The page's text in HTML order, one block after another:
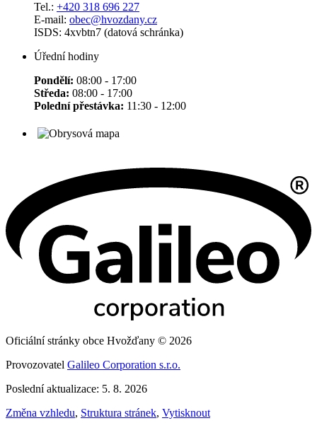
Tel.: +420 318 696 227
E-mail: obec@hvozdany.cz
ISDS: 4xvbtn7 (datová schránka)
Úřední hodiny
Pondělí: 08:00 - 17:00
Středa: 08:00 - 17:00
Polední přestávka: 11:30 - 12:00
Oficiální stránky obce Hvožďany © 2026
Provozovatel Galileo Corporation s.r.o.
Poslední aktualizace: 5. 8. 2026
Změna vzhledu, Struktura stránek, Vytisknout